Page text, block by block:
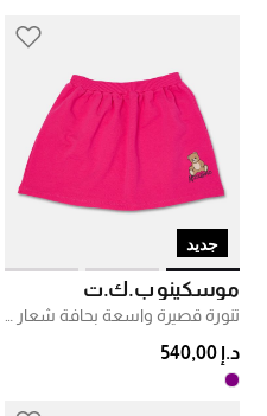
جديد
موسكينو ب.ك.ت
د.إ 540,00